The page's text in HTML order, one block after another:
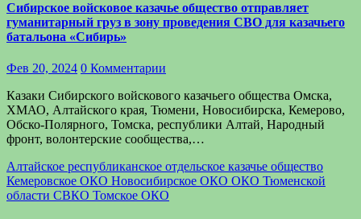
Сибирское войсковое казачье общество отправляет
гуманитарный груз в зону проведения СВО для казачьего
батальона «Сибирь»
Фев 20, 2024 0 Комментарии
Казаки Сибирского войскового казачьего общества Омска,
ХМАО, Алтайского края, Тюмени, Новосибирска, Кемерово,
Обско-Полярного, Томска, республики Алтай, Народный
фронт, волонтерские сообщества,…
Алтайское республиканское отдельское казачье общество
Кемеровское ОКО Новосибирское ОКО ОКО Тюменской
области СВКО Томское ОКО